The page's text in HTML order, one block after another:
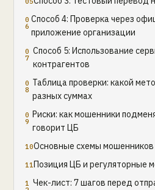
Способ 4: Проверка через
приложение организации
Способ 5: Использование
контрагентов
Таблица проверки: какой
разных суммах
Риски: как мошенники
говорит ЦБ
Основные схемы мошенников
Позиция ЦБ и регуляторные
Чек-лист: 7 шагов перед